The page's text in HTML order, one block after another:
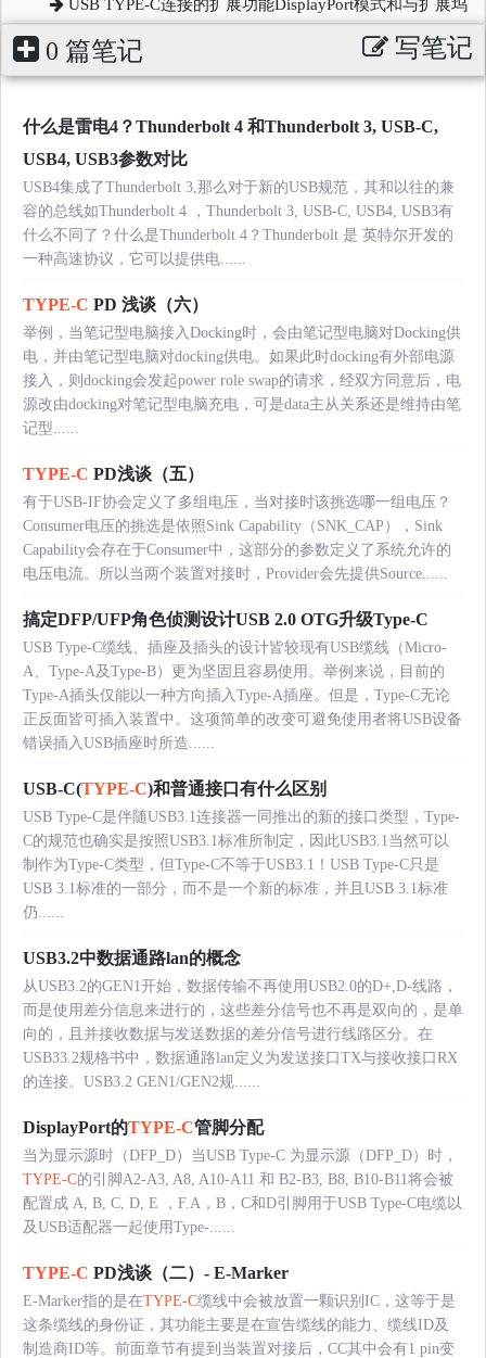
USB TYPE-C连接的扩展功能DisplayPort模式和与扩展坞
0 篇笔记 写笔记
什么是雷电4？Thunderbolt 4 和Thunderbolt 3, USB-C,
USB4, USB3参数对比
USB4集成了Thunderbolt 3,那么对于新的USB规范，其和以往的兼
容的总线如Thunderbolt 4 ，Thunderbolt 3, USB-C, USB4, USB3有
什么不同了？什么是Thunderbolt 4？Thunderbolt 是 英特尔开发的
一种高速协议，它可以提供电......
TYPE-C PD 浅谈（六）
举例，当笔记型电脑接入Docking时，会由笔记型电脑对Docking供
电，并由笔记型电脑对docking供电。如果此时docking有外部电源
接入，则docking会发起power role swap的请求，经双方同意后，电
源改由docking对笔记型电脑充电，可是data主从关系还是维持由笔
记型......
TYPE-C PD浅谈（五）
有于USB-IF协会定义了多组电压，当对接时该挑选哪一组电压？
Consumer电压的挑选是依照Sink Capability（SNK_CAP），Sink
Capability会存在于Consumer中，这部分的参数定义了系统允许的
电压电流。所以当两个装置对接时，Provider会先提供Source......
搞定DFP/UFP角色侦测设计USB 2.0 OTG升级Type-C
USB Type-C缆线、插座及插头的设计皆较现有USB缆线（Micro-
A、Type-A及Type-B）更为坚固且容易使用。举例来说，目前的
Type-A插头仅能以一种方向插入Type-A插座。但是，Type-C无论
正反面皆可插入装置中。这项简单的改变可避免使用者将USB设备
错误插入USB插座时所造......
USB-C(TYPE-C)和普通接口有什么区别
USB Type-C是伴随USB3.1连接器一同推出的新的接口类型，Type-
C的规范也确实是按照USB3.1标准所制定，因此USB3.1当然可以
制作为Type-C类型，但Type-C不等于USB3.1！USB Type-C只是
USB 3.1标准的一部分，而不是一个新的标准，并且USB 3.1标准
仍......
USB3.2中数据通路lan的概念
从USB3.2的GEN1开始，数据传输不再使用USB2.0的D+,D-线路，
而是使用差分信息来进行的，这些差分信号也不再是双向的，是单
向的，且并接收数据与发送数据的差分信号进行线路区分。在
USB33.2规格书中，数据通路lan定义为发送接口TX与接收接口RX
的连接。USB3.2 GEN1/GEN2规......
DisplayPort的TYPE-C管脚分配
当为显示源时（DFP_D）当USB Type-C 为显示源（DFP_D）时，
TYPE-C的引脚A2-A3, A8, A10-A11 和 B2-B3, B8, B10-B11将会被
配置成 A, B, C, D, E ，F.A，B，C和D引脚用于USB Type-C电缆以
及USB适配器一起使用Type-......
TYPE-C PD浅谈（二）- E-Marker
E-Marker指的是在TYPE-C缆线中会被放置一颗识别IC，这等于是
这条缆线的身份证，其功能主要是在宣告缆线的能力、缆线ID及
制造商ID等。前面章节有提到当装置对接后，CC其中会有1 pin变